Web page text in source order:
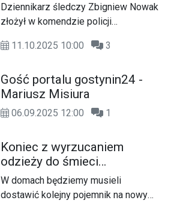
Dziennikarz śledczy Zbigniew Nowak
złożył w komendzie policji
sprawie banerów wyborczych
maju tego roku w kampanii wyborczej
na Prezydenta RP. Zapadł wyrok
nakazowy w tej sprawie, jednak
jego zawiadomienie poszło w
niewłaściwym kierunku.
11.10.2025 10:00 3
Gość portalu gostynin24 -
Mariusz Misiura
06.09.2025 12:00 1
Koniec z wyrzucaniem
odzieży do śmieci
mieszanych
W domach będziemy musieli
dostawić kolejny pojemnik na nowy